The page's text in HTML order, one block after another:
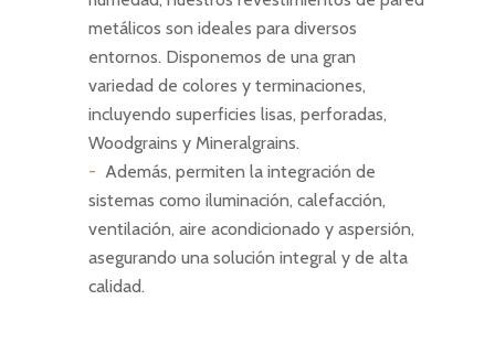
metálicos son ideales para diversos
entornos. Disponemos de una gran
variedad de colores y terminaciones,
incluyendo superficies lisas, perforadas,
Woodgrains y Mineralgrains.
Además, permiten la integración de
sistemas como iluminación, calefacción,
ventilación, aire acondicionado y aspersión,
asegurando una solución integral y de alta
calidad.